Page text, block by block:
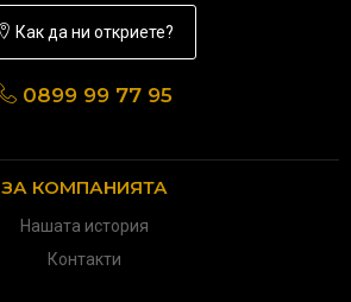
Как да ни откриете?
0899 99 77 95
ЗА КОМПАНИЯТА
Нашата история
Контакти